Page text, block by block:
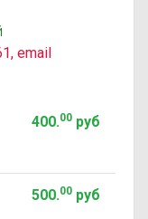
email
400.00руб
500.00руб